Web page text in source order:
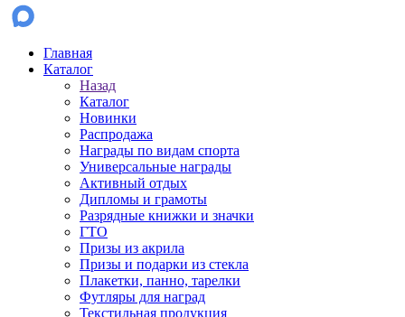
Главная
Каталог
Назад
Каталог
Новинки
Распродажа
Награды по видам спорта
Универсальные награды
Активный отдых
Дипломы и грамоты
Разрядные книжки и значки
ГТО
Призы из акрила
Призы и подарки из стекла
Плакетки, панно, тарелки
Футляры для наград
Текстильная продукция